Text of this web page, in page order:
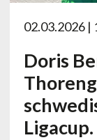
02.03.2026 |
Doris
Ligacup.